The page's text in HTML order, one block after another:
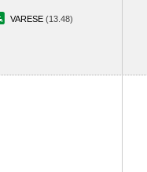
VARESE (13.48)